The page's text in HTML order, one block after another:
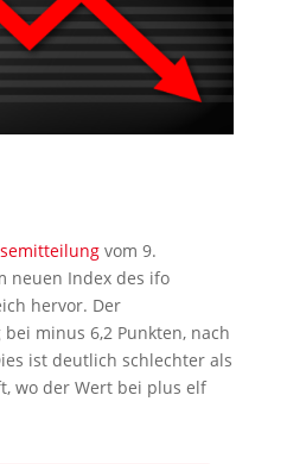
vom 9.
neuen Index des ifo
hervor. Der
minus 6,2 Punkten, nach
ist deutlich schlechter als
wo der Wert bei plus elf